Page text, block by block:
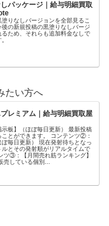
しパッケージ｜給与明細買取
りなしバージョンを全部見るこ
の新規投稿の黒塗りなしバージ
るため、それらも追加料金なしで
たい方へ
レミアム｜給与明細買取屋
板】（ほぼ毎日更新） 最新投稿
とができます。 コンテンツ②：
ぼ毎日更新） 現在発射待ちとなっ
とその発射順がリアルタイムで
ツ③：【月間売れ筋ランキング】
売している個別...